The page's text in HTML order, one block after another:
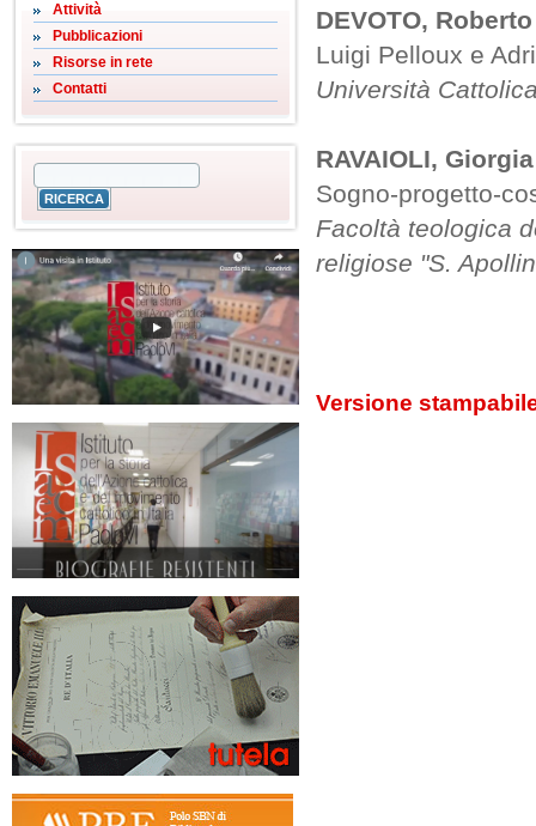
Attività
Pubblicazioni
Risorse in rete
Contatti
DEVOTO, Roberto
Luigi Pelloux e
Università
RAVAIOLI, Giorgia
Sogno-progetto-
Facoltà teologica
religiose "S.
Versione